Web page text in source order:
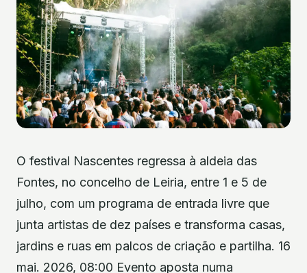
O festival Nascentes regressa à aldeia das
Fontes, no concelho de Leiria, entre 1 e 5 de
julho, com um programa de entrada livre que
junta artistas de dez países e transforma casas,
jardins e ruas em palcos de criação e partilha. 16
mai. 2026, 08:00 Evento aposta numa